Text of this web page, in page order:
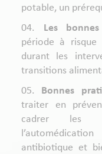
potable, un
Les
période à
durant les
transitions
Bonnes
traiter en
cadrer les
antibiotique et